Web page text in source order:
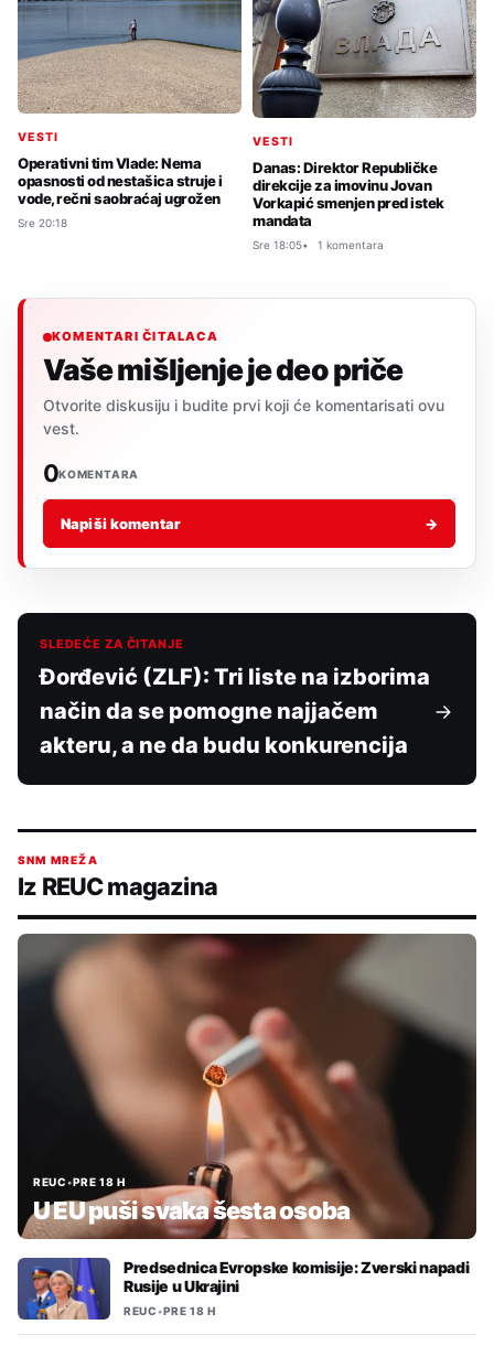
VESTI
Operativni tim Vlade: Nema
opasnosti od nestašica struje i
vode, rečni saobraćaj ugrožen
Sre 20:18
VESTI
Danas: Direktor Republičke
direkcije za imovinu Jovan
Vorkapić smenjen pred istek
mandata
Sre 18:05 1 komentara
KOMENTARI ČITALACA
Vaše mišljenje je deo priče
Otvorite diskusiju i budite prvi koji će komentarisati ovu
vest.
0KOMENTARA
Napiši komentar →
SLEDEĆE ZA ČITANJE
Đorđević (ZLF): Tri liste na izborima
način da se pomogne najjačem
akteru, a ne da budu konkurencija
SNM MREŽA
Iz REUC magazina
REUC•PRE 18 H
U EU puši svaka šesta osoba
Predsednica Evropske komisije: Zverski napadi
Rusije u Ukrajini
REUC•PRE 18 H